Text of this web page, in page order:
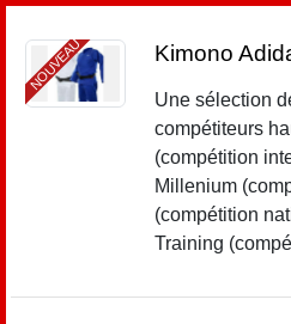
NOUVEAU Kimono
Une sélection
compétiteurs
(compétition
Millenium
(compétition
Training